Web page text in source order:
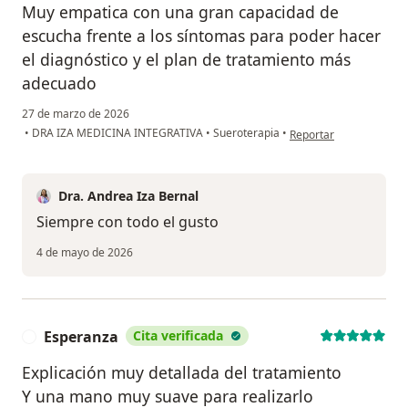
Muy empatica con una gran capacidad de
escucha frente a los síntomas para poder hacer
el diagnóstico y el plan de tratamiento más
adecuado
27 de marzo de 2026
• DRA IZA MEDICINA INTEGRATIVA • Sueroterapia • en opinión del usuario
Reportar
Dra. Andrea Iza Bernal
Siempre con todo el gusto
4 de mayo de 2026
Esperanza Cita verificada
Explicación muy detallada del tratamiento
Y una mano muy suave para realizarlo